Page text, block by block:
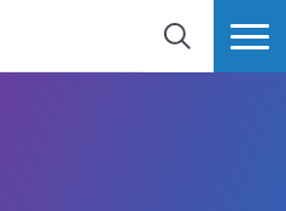
ZOEK MEER